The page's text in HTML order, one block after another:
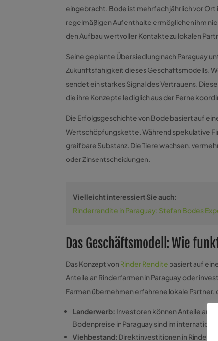
eingebracht. Bode ist mehrfach jährlich vor
regelmäßigen Aufenthalte ermöglichen ihm
den Aufbau wertvoller Kontakte zu lokalen
Seine geplante Übersiedlung nach Paraguay
Zukunftsfähigkeit dieses Geschäftsmodells.
sendet ein starkes Signal des Vertrauens.
die ihre Konzepte lediglich aus der Ferne
Die Erfolgsgeschichte von Bode basiert auf
Wertschöpfungskette. Während spekulative
greifbare Substanz. Die Tiere wachsen,
oder Zinsentscheidungen.
Vielleicht interessiert Sie auch:
Rinderrendite in Paraguay: Stefan Bodes
Das Geschäftsmodell: Wie
Das Konzept von Rinder Rendite basiert auf
Anteile an Rinderfarmen in Paraguay oder
Farmen übernehmen erfahrene lokale
Landerwerb: Investoren können Anteile an
Bodenpreise in Paraguay sind im
Viehbestand: Direktinvestitionen in Rinder